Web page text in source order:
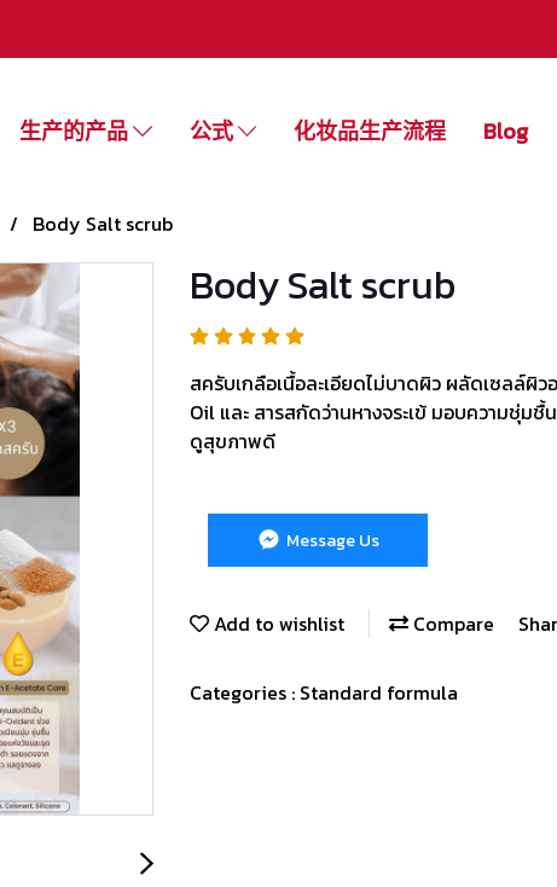
生产的产品 公式 化妆品生产流程 Blog
Body Salt scrub
Body Salt scrub
สครับเกลือเนื้อละเอียดไม่บาดผิว ผลัดเซลล์ผิ
Oil และ สารสกัดว่านหางจระเข้ มอบความชุ่มชื้
ดูสุขภาพดี
Message Us
Add to wishlist Compare
Categories : Standard formula